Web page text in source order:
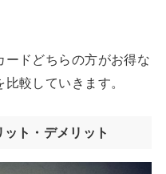
ードどちらの方がお得な
較していきます。
ト・デメリット